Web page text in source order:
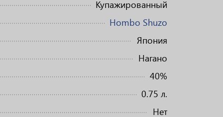
Купажированный
Hombo Shuzo
Япония
Нагано
40%
0.75 л.
Нет